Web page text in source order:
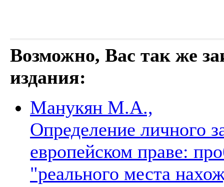
Возможно, Вас так же
издания:
Манукян М.А.,
Определение личного
европейском праве:
"реального места